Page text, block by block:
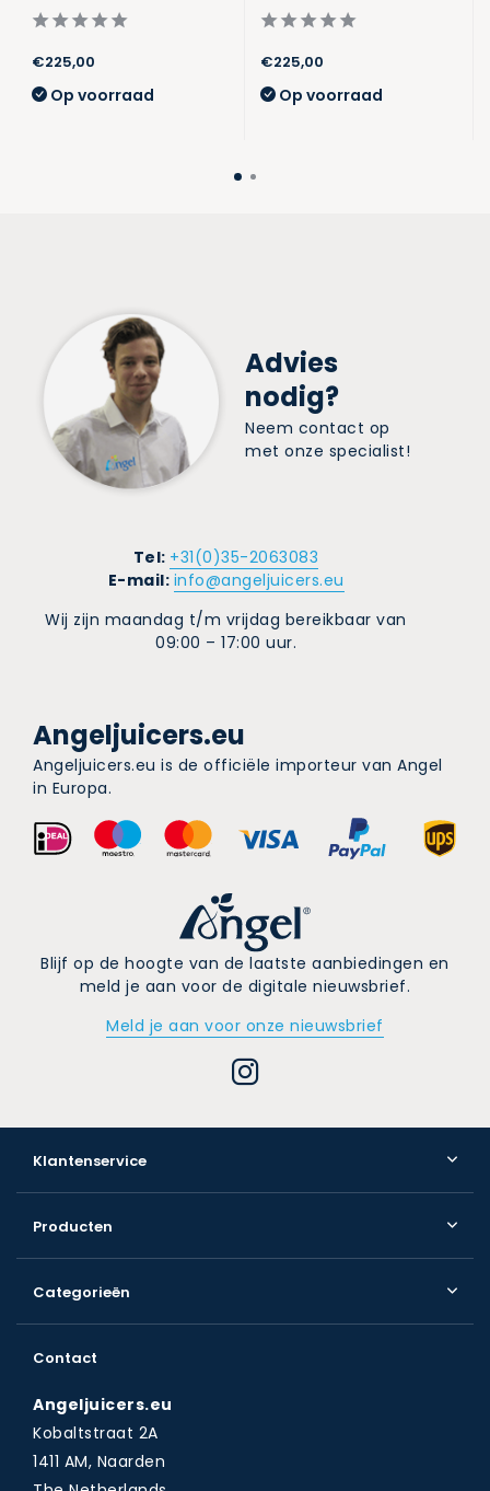
€225,00
Op voorraad
€225,00
Op voorraad
Advies
nodig?
Neem contact op
met onze specialist!
Tel: +31(0)35-2063083
E-mail: info@angeljuicers.eu
Wij zijn maandag t/m vrijdag bereikbaar van
09:00 – 17:00 uur.
Angeljuicers.eu
Angeljuicers.eu is de officiële importeur van Angel
in Europa.
Blijf op de hoogte van de laatste aanbiedingen en
meld je aan voor de digitale nieuwsbrief.
Meld je aan voor onze nieuwsbrief
Klantenservice
Producten
Categorieën
Contact
Angeljuicers.eu
Kobaltstraat 2A
1411 AM, Naarden